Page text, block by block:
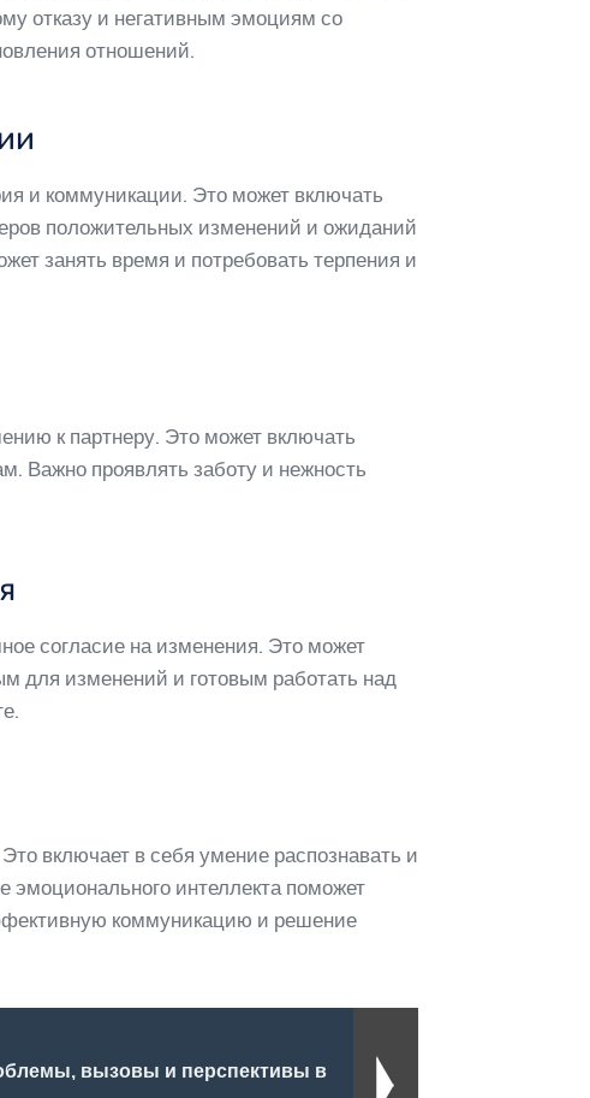
отказу и негативным эмоциям со
отношений.
и коммуникации. Это может включать
положительных изменений и ожиданий
занять время и потребовать терпения и
к партнеру. Это может включать
Важно проявлять заботу и нежность
согласие на изменения. Это может
для изменений и готовым работать над
включает в себя умение распознавать и
эмоционального интеллекта поможет
коммуникацию и решение
вызовы и перспективы в